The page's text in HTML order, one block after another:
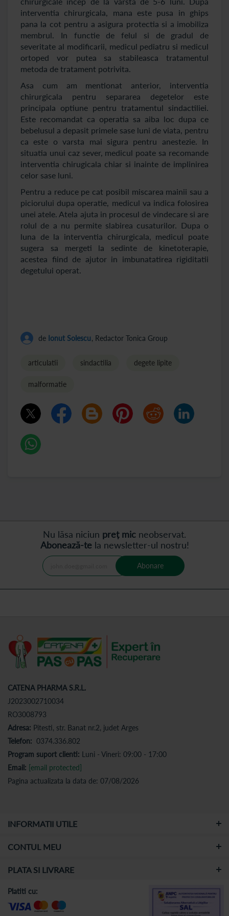
interventia chirurgicala, mana este pusa in ghips
pana la cot pentru a asigura protectia si a imobiliza
membrul. In functie de felul si de gradul de
severitate al modificarii, medicul pediatru si medicul
ortoped vor putea sa stabileasca tratamentul
metoda de tratament potrivita.
Asa cum am mentionat anterior, interventia
chirurgicala pentru separarea degetelor este
principala optiune pentru tratamentul sindactiliei.
Este recomandat ca operatia sa aiba loc dupa ce
bebelusul a depasit primele sase luni de viata, pentru
ca este o varsta mai sigura pentru anestezie. In
situatia unui caz sever, medicul poate sa recomande
interventia chirugicala chiar si inainte de implinirea
celor sase luni.
Pentru a reduce pe cat posibil miscarea mainii sau a
piciorului dupa operatie, medicul va indica folosirea
unei atele. Atela ajuta in procesul de vindecare si are
rolul de a nu permite slabirea cusaturilor. Dupa o
luna de la interventia chirurgicala, medicul poate
sugera sa mergeti la sedinte de kinetoterapie,
acestea fiind de ajutor in imbunatatirea rigiditatii
degetului operat.
de Ionut Solescu, Redactor Tonica Group
articulatii sindactilia degete lipite
malformatie
Nu lăsa niciun preț mic neobservat.
Abonează-tela newsletter-ul nostru!
Abonare
CATENA PHARMA S.R.L.
J2023002710034
RO3008793
Adresa: Pitesti, str. Banat nr.2, judet Arges
Telefon: 0374.336.802
Program suport clienti: Luni - Vineri: 09:00 - 17:00
Email: [email protected]
Pagina actualizata la data de: 07/08/2026
INFORMATII UTILE
CONTUL MEU
PLATA SI LIVRARE
Platiti cu: